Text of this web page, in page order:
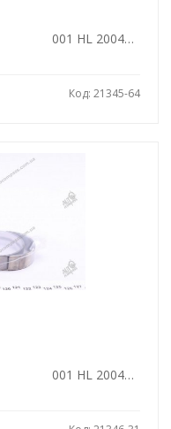
001 HL 20044 050
Код: 21345-64
001 HL 20044 025